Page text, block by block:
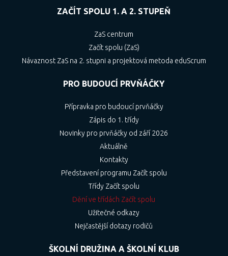
ZAČÍT SPOLU 1. A 2. STUPEŇ
ZaS centrum
Začít spolu (ZaS)
Návaznost ZaS na 2. stupni a projektová metoda eduScrum
PRO BUDOUCÍ PRVŇÁČKY
Přípravka pro budoucí prvňáčky
Zápis do 1. třídy
Novinky pro prvňáčky od září 2026
Aktuálně
Kontakty
Představení programu Začít spolu
Třídy Začít spolu
Dění ve třídách Začít spolu
Užitečné odkazy
Nejčastější dotazy rodičů
ŠKOLNÍ DRUŽINA A ŠKOLNÍ KLUB